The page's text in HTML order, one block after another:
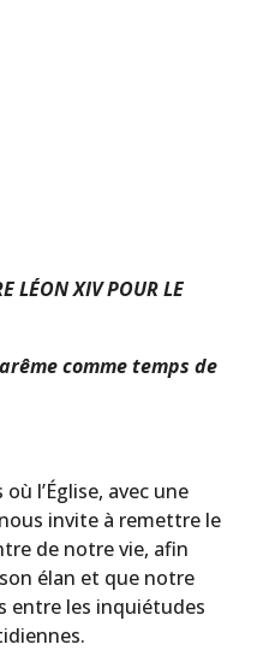
LÉON XIV POUR LE
comme temps de
l’Église, avec une
invite à remettre le
de notre vie, afin
élan et que notre
entre les inquiétudes